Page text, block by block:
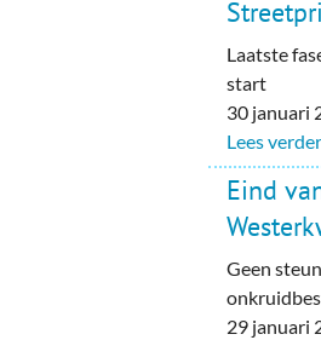
Laatste
start
30 januari
Lees
Eind
Geen
29 januari